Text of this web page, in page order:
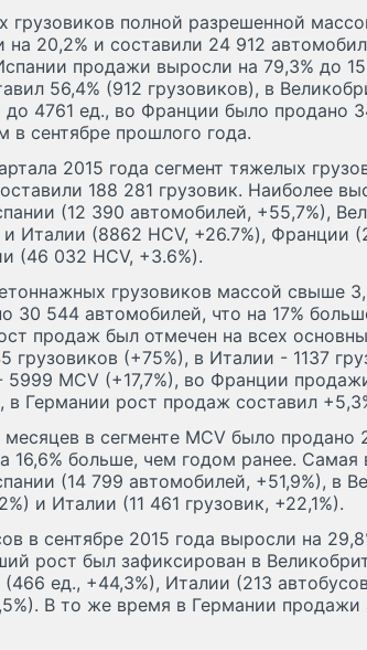
полной разрешенной
на 20,2% и составили 24 912
продажи выросли на 79,3% до
56,4% (912 грузовиков), в
до 4761 ед., во Франции было продано
в сентябре прошлого года.
2015 года сегмент тяжелых
188 281 грузовик. Наиболее
(12 390 автомобилей, +55,7%),
и Италии (8862 HCV, +26.7%), Франции
(46 032 HCV, +3.6%).
грузовиков массой свыше
30 544 автомобилей, что на 17%
продаж был отмечен на всех
грузовиков (+75%), в Италии - 1137
5999 MCV (+17,7%), во Франции
в Германии рост продаж составил
месяцев в сегменте MCV было продано
16,6% больше, чем годом ранее.
(14 799 автомобилей, +51,9%), в
и Италии (11 461 грузовик, +22,1%).
в сентябре 2015 года выросли на
рост был зафиксирован в
ед., +44,3%), Италии (213
В то же время в Германии продажи